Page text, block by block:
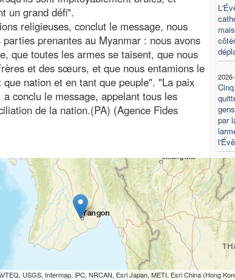
par
un grand défi".
religieuses, conclut le message, nous
prenantes au Myanmar : nous avons
que toutes les armes se taisent, que nous
et des sœurs, et que nous entamions le
nation et en tant que peuple". "La paix
conclu le message, appelant tous les
de la nation.(PA) (Agence Fides
USGS, Intermap, iPC, NRCAN, Esri Japan, METI, Esri China (Hong